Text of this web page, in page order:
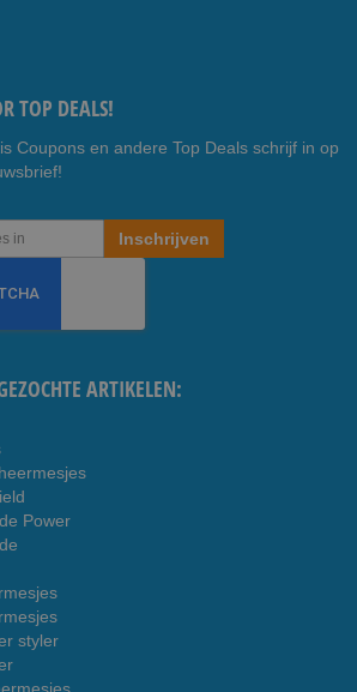
TOP DEALS!
Coupons en andere Top Deals schrijf in op
Inschrijven
ARTIKELEN:
Power
styler